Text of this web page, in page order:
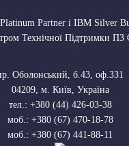
Partner і IBM Silver
Технічної Підтримки ПЗ
Оболонський, б.43, оф.331
04209, м. Київ, Україна
тел.: +380 (44) 426-03-38
моб.: +380 (67) 470-18-78
моб.: +380 (67) 441-88-11